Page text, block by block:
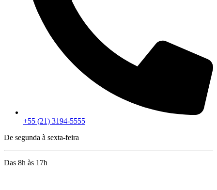
+55 (21) 3194-5555
De segunda à sexta-feira
Das 8h às 17h